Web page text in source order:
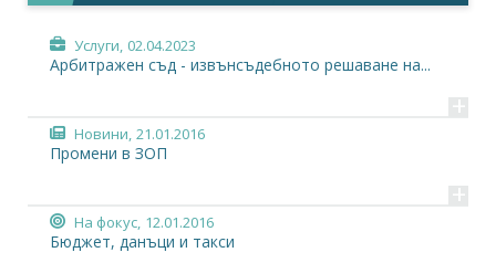
Услуги, 02.04.2023
Арбитражен съд - извънсъдебното решаване на...
+
Новини, 21.01.2016
Промени в ЗОП
+
На фокус, 12.01.2016
Бюджет, данъци и такси